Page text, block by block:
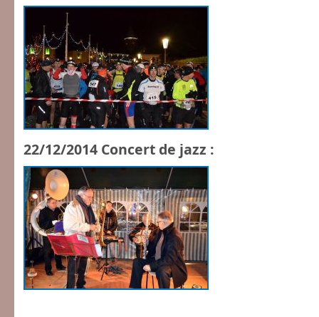
22/12/2014 Concert de jazz :